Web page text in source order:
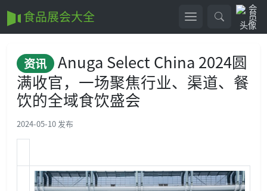
食品展会大全
资讯 Anuga Select China 2024圆
满收官，一场聚焦行业、渠道、餐
饮的全域食饮盛会
2024-05-10 发布